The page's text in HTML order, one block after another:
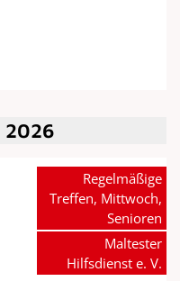
2026
Regelmäßige
Treffen, Mittwoch,
Senioren
Maltester
Hilfsdienst e. V.